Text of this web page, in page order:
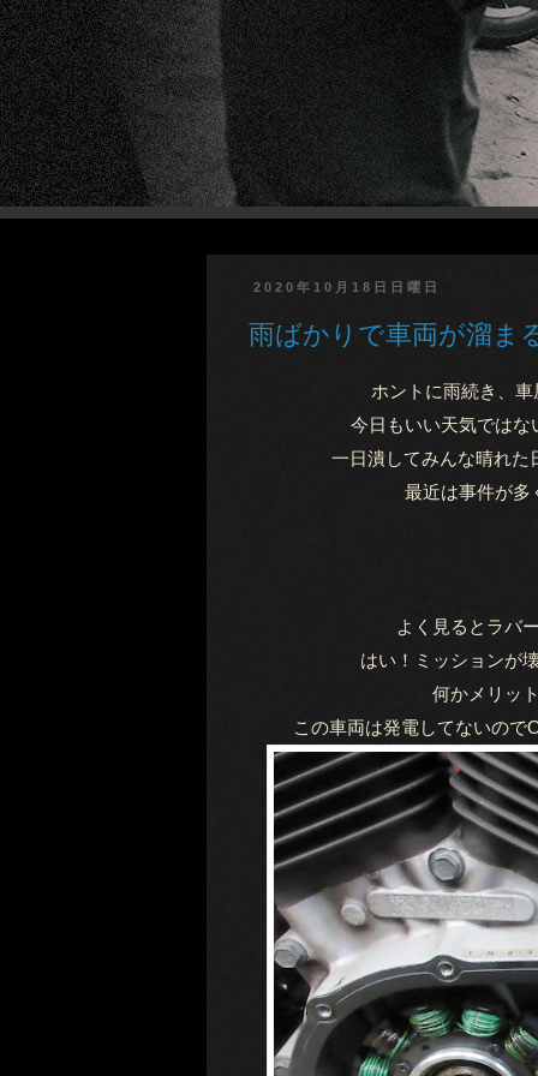
2020年10月18日日曜日
雨ばかりで車両が溜ま
ホントに雨続き、
今日もいい天気では
一日潰してみんな晴れた
最近は事件が多
よく見るとラバ
はい！ミッションが
何かメリッ
この車両は発電してないので